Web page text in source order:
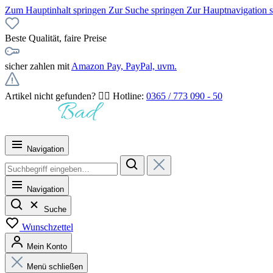
Zum Hauptinhalt springen Zur Suche springen Zur Hauptnavigation
Beste Qualität, faire Preise
sicher zahlen mit Amazon Pay, PayPal, uvm.
Artikel nicht gefunden? 👉🏻 Hotline: 0365 / 773 090 - 50
Navigation
Navigation
Suche
Wunschzettel
Mein Konto
Menü schließen